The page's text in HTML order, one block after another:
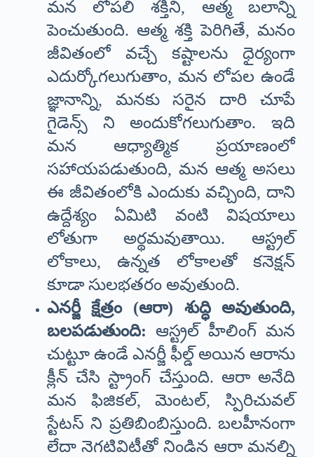
మన లోపలి శక్తిని, ఆత్మ బలాన్ని
పెంచుతుంది. ఆత్మ శక్తి పెరిగితే, మనం
జీవితంలో వచ్చే కష్టాలను ధైర్యంగా
ఎదుర్కోగలుగుతాం, మన లోపల ఉండే
జ్ఞానాన్ని, మనకు సరైన దారి చూపే
గైడెన్స్ ని అందుకోగలుగుతాం. ఇది
మన ఆధ్యాత్మిక ప్రయాణంలో
సహాయపడుతుంది, మన ఆత్మ అసలు
ఈ జీవితంలోకి ఎందుకు వచ్చింది, దాని
ఉద్దేశ్యం ఏమిటి వంటి విషయాలు
లోతుగా అర్థమవుతాయి. ఆస్ట్రల్
లోకాలు, ఉన్నత లోకాలతో కనెక్షన్
కూడా సులభతరం అవుతుంది.
ఎనర్జీ క్షేత్రం (ఆరా) శుద్ధి అవుతుంది,
బలపడుతుంది: ఆస్ట్రల్ హీలింగ్ మన
చుట్టూ ఉండే ఎనర్జీ ఫీల్డ్ అయిన ఆరాను
క్లీన్ చేసి స్ట్రాంగ్ చేస్తుంది. ఆరా అనేది
మన ఫిజికల్, మెంటల్, స్పిరిచువల్
స్టేటస్ ని ప్రతిబింబిస్తుంది. బలహీనంగా
లేదా నెగటివిటీతో నిండిన ఆరా మనల్ని